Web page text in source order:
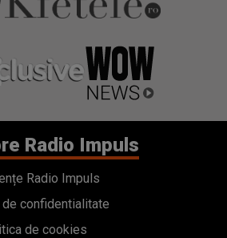
Radio Impuls
Radio Impuls
confidentialitate
de cookies